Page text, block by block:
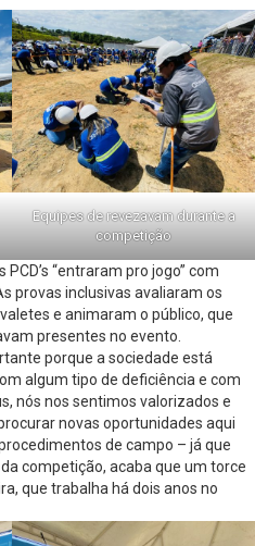
Equipes de revezavam durante a
competição
“entraram pro jogo” com
provas inclusivas avaliaram os
e animaram o público, que
presentes no evento.
porque a sociedade está
algum tipo de deficiência e com
nós nos sentimos valorizados e
novas oportunidades aqui
de campo – já que
competição, acaba que um torce
que trabalha há dois anos no